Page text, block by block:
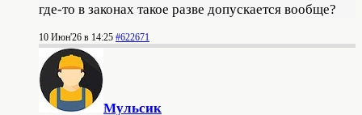
где-то в законах такое разве допускается вообще?
10 Июн'26 в 14:25 #622671
Мульсик